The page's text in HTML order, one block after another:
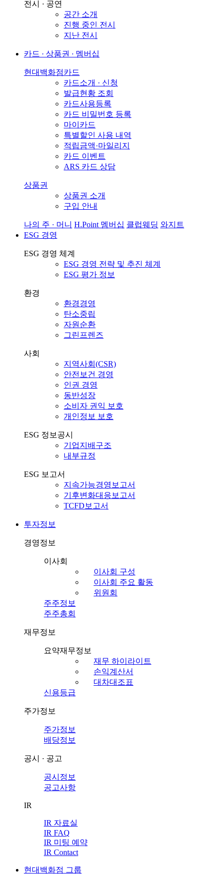
전시 · 공연
공간 소개
진행 중인 전시
지난 전시
카드 ∙ 상품권 ∙ 멤버십
현대백화점카드
카드소개 · 신청
발급현황 조회
카드사용등록
카드 비밀번호 등록
마이카드
특별할인 사용 내역
적립금액·마일리지
카드 이벤트
ARS 카드 상담
상품권
상품권 소개
구입 안내
나의 주 · 머니 H.Point 멤버십 클럽웨딩 와지트
ESG 경영
ESG 경영 체계
ESG 경영 전략 및 추진 체계
ESG 평가 정보
환경
환경경영
탄소중립
자원순환
그린프렌즈
사회
지역사회(CSR)
안전보건 경영
인권 경영
동반성장
소비자 권익 보호
개인정보 보호
ESG 정보공시
기업지배구조
내부규정
ESG 보고서
지속가능경영보고서
기후변화대응보고서
TCFD보고서
투자정보
경영정보
이사회
이사회 구성
이사회 주요 활동
위원회
주주정보
주주총회
재무정보
요약재무정보
재무 하이라이트
손익계산서
대차대조표
신용등급
주가정보
주가정보
배당정보
공시 · 공고
공시정보
공고사항
IR
IR 자료실
IR FAQ
IR 미팅 예약
IR Contact
현대백화점 그룹